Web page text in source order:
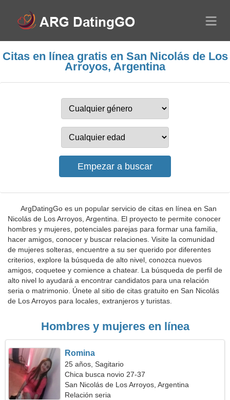
Citas en línea gratis en San Nicolás de Los
Arroyos, Argentina
ArgDatingGo es un popular servicio de citas en línea en San
Nicolás de Los Arroyos, Argentina. El proyecto te permite conocer
hombres y mujeres, potenciales parejas para formar una familia,
hacer amigos, conocer y buscar relaciones. Visite la comunidad
de mujeres solteras, encuentre a su ser querido por diferentes
criterios, explore la búsqueda de alto nivel, conozca nuevos
amigos, coquetee y comience a chatear. La búsqueda de perfil de
alto nivel lo ayudará a encontrar candidatos para una relación
seria o matrimonio. Únete al sitio de citas gratuito en San Nicolás
de Los Arroyos para locales, extranjeros y turistas.
Hombres y mujeres en línea
Romina
25 años, Sagitario
Chica busca novio 27-37
San Nicolás de Los Arroyos, Argentina
Relación seria